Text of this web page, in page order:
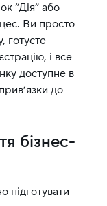
“Дія” або
Ви просто
готуєте
і все
доступне в
до
бізнес-
підготувати